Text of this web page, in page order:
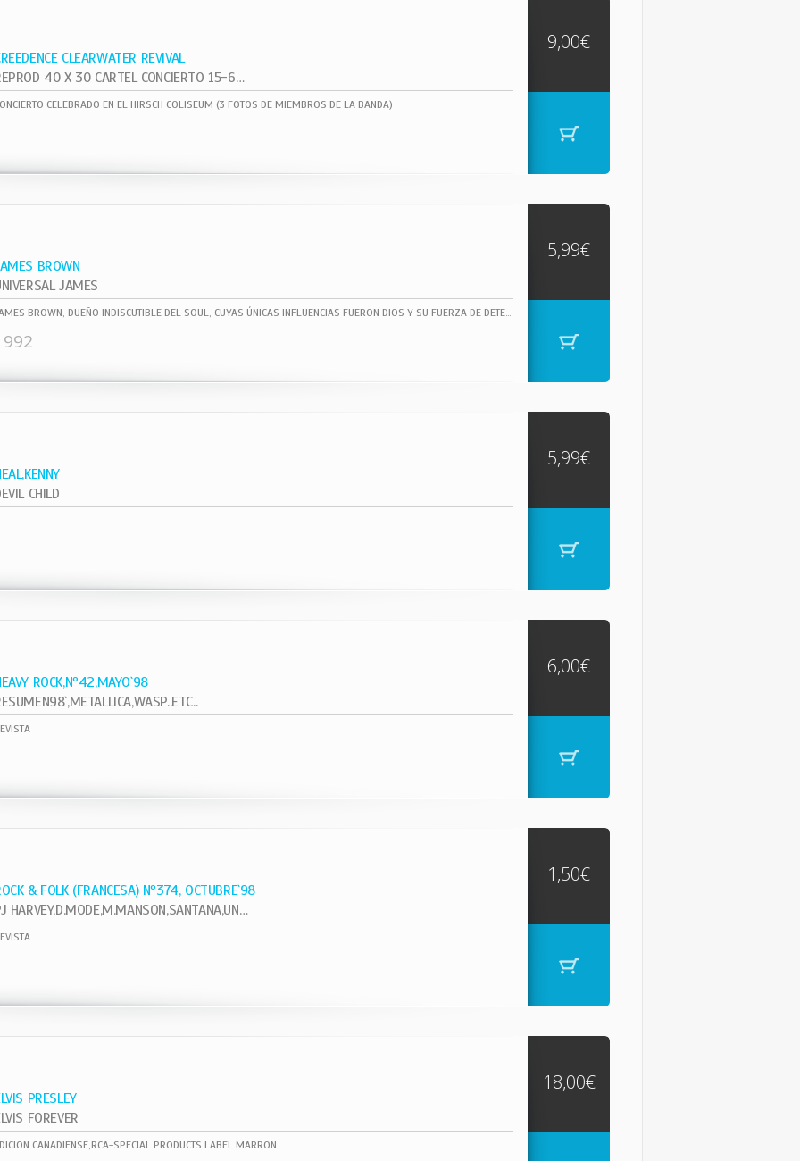
CLEARWATER REVIVAL
REPROD 40 X 30 CARTEL CONCIERTO 15-6- ,
CELEBRADO EN EL HIRSCH COLISEUM (3 FOTOS DE MIEMBROS DE LA BANDA)
9,00€
BROWN
JAMES
JAMES BROWN, DUEÑO INDISCUTIBLE DEL SOUL, CUYAS ÚNICAS INFLUENCIAS FUERON DIOS Y SU FUERZA DE DETERMINACIÓN, JAMES BROWN TOCÓ EN SU DORADA JUVENTUD VARIOS TEMAS DE RHYTHM & BLUES.- HTTP://WWW.FUNKY-STUFF.COM/ "THE GODFATHER OF SOUL" (EL PADRINO DEL SOUL).1 CAN'T GET ANY HARDER CLIVILLES, COLE, HIGGINS ... 3:53 COMPOSED BY: CLIVILLES, COLE, HIGGINS, JACKSON, RAMOS, SCOTT, SMITH 2 JUST DO IT BROWNE, MOWAT, ROMEO 4:37 3 MINE ALL MINE BROWNE, MOWAT, ROMEO 4:15 4 WATCH ME BROWNE, MOWAT, ROMEO 3:58 5 GEORGIA-LINA BROWN, SHERRELL 5:03 6 SHOW ME YOUR FRIENDS BROWNE, MOWAT, ROMEO 5:03 7 EVERYBODY'S GOT A THANG BROWN 3:57 8 HOW LONG BROWNE, MOWAT, ROMEO 5:29 9 MAKE IT FUNKY 2000 BROWN 4:56 10 MOMENTS BROWNE, MOWAT, ROMEO 8:05
5,99€
CHILD
5,99€
ROCK,Nº42,MAYO`98
6,00€
& FOLK (FRANCESA) Nº374, OCTUBRE`98
PJ HARVEY,D.MODE,M.MANSON,SANTANA,UNKLE
1,50€
PRESLEY
FOREVER
CANADIENSE,RCA-SPECIAL PRODUCTS LABEL MARRON.
18,00€